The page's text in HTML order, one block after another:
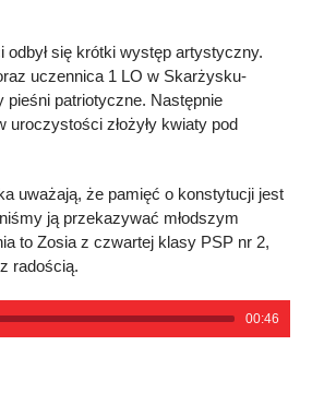
się krótki występ artystyczny.
uczennica 1 LO w Skarżysku-
pieśni patriotyczne. Następnie
uroczystości złożyły kwiaty pod
uważają, że pamięć o konstytucji jest
ją przekazywać młodszym
to Zosia z czwartej klasy PSP nr 2,
radością.
00:46